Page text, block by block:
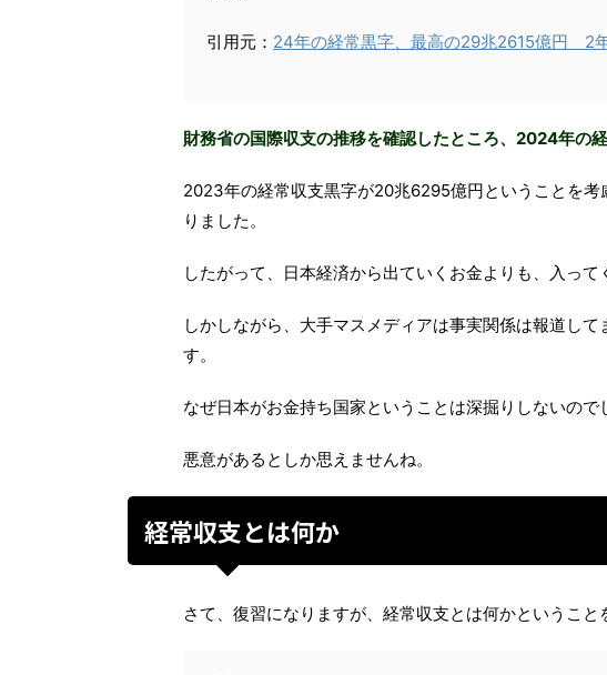
引用元： 24年の経常黒字、最高の29兆2615億円 2
財務省の国際収支の推移を確認したところ、2024年の
2023年の経常収支黒字が20兆6295億円ということを
りました。
したがって、日本経済から出ていくお金よりも、入って
しかしながら、大手マスメディアは事実関係は報道し
す。
なぜ日本がお金持ち国家ということは深掘りしないので
悪意があるとしか思えませんね。
経常収支とは何か
さて、復習になりますが、経常収支とは何かということ